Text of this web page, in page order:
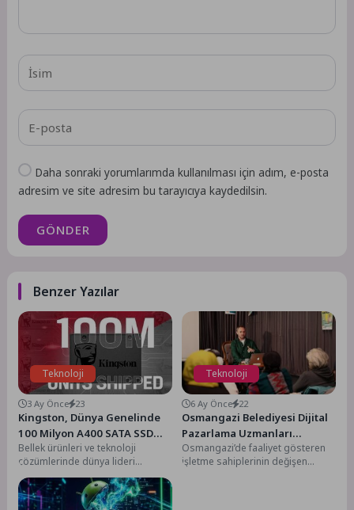
Daha sonraki yorumlarımda kullanılması için adım, e-posta
adresim ve site adresim bu tarayıcıya kaydedilsin.
GÖNDER
Benzer Yazılar
Teknoloji
3 Ay Önce 23
Kingston, Dünya Genelinde
100 Milyon A400 SATA SSD
Sevkiyatını Aştı
Bellek ürünleri ve teknoloji
çözümlerinde dünya lideri
Kingston Technology’nin flash
bellek iştiraki Kingston
Digital, Kingston A400...
Teknoloji
6 Ay Önce 22
Osmangazi Belediyesi Dijital
Pazarlama Uzmanları
Yetiştiriyor
Osmangazi’de faaliyet gösteren
işletme sahiplerinin değişen